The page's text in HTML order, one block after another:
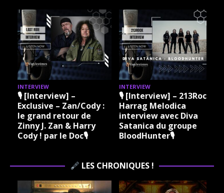
INTERVIEW
🎙 [Interview] –
Exclusive – Zan/Cody :
le grand retour de
Zinny J. Zan & Harry
Cody ! par le Doc🎙
INTERVIEW
🎙 [Interview] – 213Rock
Harrag Melodica
interview avec Diva
Satanica du groupe
BloodHunter🎙
LES CHRONIQUES !